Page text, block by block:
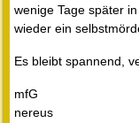
wenige Tage später
wieder ein
Es bleibt spannend,
mfG
nereus